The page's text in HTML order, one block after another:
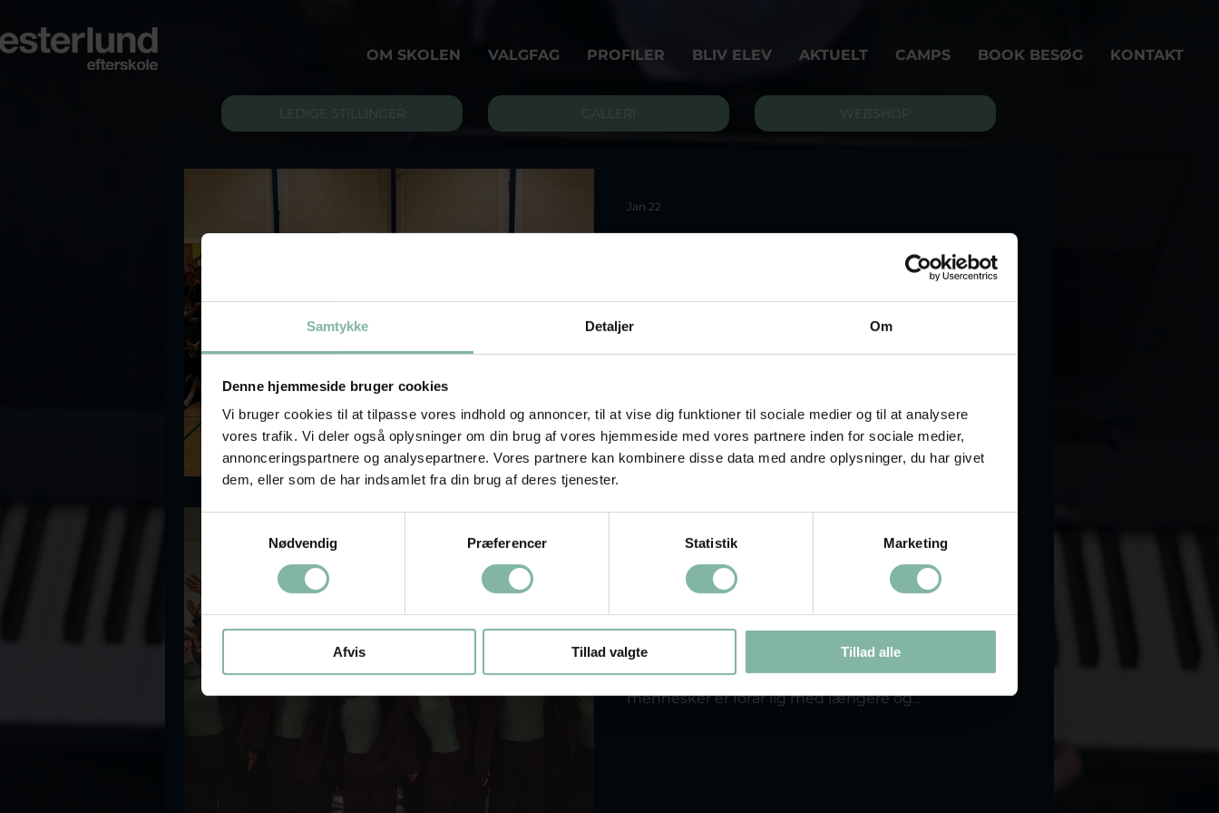
Samtykke Detaljer Om
Denne hjemmeside bruger cookies
Vi bruger cookies til at tilpasse vores indhold og annoncer, til at vise dig funktioner til sociale medier og til at analysere
vores trafik. Vi deler også oplysninger om din brug af vores hjemmeside med vores partnere inden for sociale medier,
annonceringspartnere og analysepartnere. Vores partnere kan kombinere disse data med andre oplysninger, du har givet
dem, eller som de har indsamlet fra din brug af deres tjenester.
Nødvendig
Præferencer Statistik Marketing
Afvis Tillad valgte Tillad alle
OM SKOLEN VALGFAG PROFILER BLIV ELEV AKTUELT CAMPS BOOK BESØG KONTAKT
LEDIGE STILLINGER GALLERI WEBSHOP
Opvisningsplan årgang
Gymnastik skaber minder for livet. Se
Jan 22
Gymnastikken som en
identitet
Foråret lader rent vejrlig vente på sig, men kigger
man i kalenderen, så er det forår. Og for mange
mennesker er forår lig med længere og...
Mar 10, 2023